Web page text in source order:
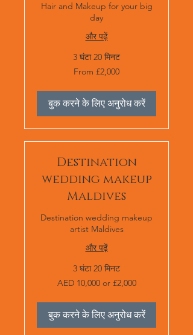
Hair and Makeup for your big
day
और पढ़ें
3 घंटा 20 मिनट
From £2,000
बुक करने के लिए अनुरोध करें
Destination
wedding makeup
Maldives
Destination wedding makeup
artist Maldives
और पढ़ें
3 घंटा 20 मिनट
AED 10,000 or £2,000
बुक करने के लिए अनुरोध करें